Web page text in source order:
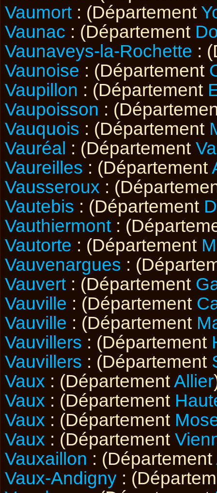
Vaumort : (Département
Vaunac : (Département
Vaunaveys-la-Rochette :
Vaunoise : (Département
Vaupillon : (Département
Vaupoisson :
Vauquois : (Département
Vauréal : (Département
Vaureilles : (Département
Vausseroux :
Vautebis : (Département
Vauthiermont :
Vautorte : (Département
Vauvenargues :
Vauvert : (Département
Vauville : (Département
Vauville : (Département
Vauvillers : (Département
Vauvillers : (Département
Vaux : (DépartementAllier
Vaux : (Département
Vaux : (Département
Vaux : (Département
Vauxaillon : (Département
Vaux-Andigny :